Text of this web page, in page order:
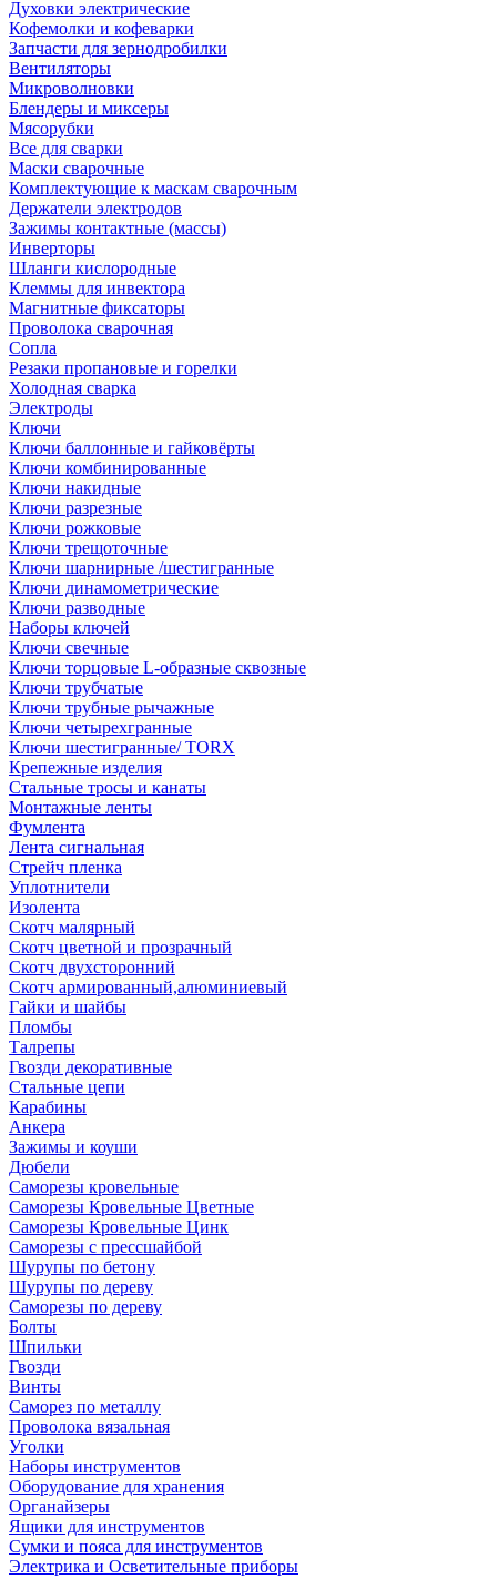
Духовки электрические
Кофемолки и кофеварки
Запчасти для зернодробилки
Вентиляторы
Микроволновки
Блендеры и миксеры
Мясорубки
Все для сварки
Маски сварочные
Комплектующие к маскам сварочным
Держатели электродов
Зажимы контактные (массы)
Инверторы
Шланги кислородные
Клеммы для инвектора
Магнитные фиксаторы
Проволока сварочная
Сопла
Резаки пропановые и горелки
Холодная сварка
Электроды
Ключи
Ключи баллонные и гайковёрты
Ключи комбинированные
Ключи накидные
Ключи разрезные
Ключи рожковые
Ключи трещоточные
Ключи шарнирные /шестигранные
Ключи динамометрические
Ключи разводные
Наборы ключей
Ключи свечные
Ключи торцовые L-образные сквозные
Ключи трубчатые
Ключи трубные рычажные
Ключи четырехгранные
Ключи шестигранные/ TORX
Крепежные изделия
Стальные тросы и канаты
Монтажные ленты
Фумлента
Лента сигнальная
Стрейч пленка
Уплотнители
Изолента
Скотч малярный
Скотч цветной и прозрачный
Скотч двухсторонний
Скотч армированный,алюминиевый
Гайки и шайбы
Пломбы
Талрепы
Гвозди декоративные
Стальные цепи
Карабины
Анкера
Зажимы и коуши
Дюбели
Саморезы кровельные
Саморезы Кровельные Цветные
Саморезы Кровельные Цинк
Саморезы с прессшайбой
Шурупы по бетону
Шурупы по дереву
Саморезы по дереву
Болты
Шпильки
Гвозди
Винты
Саморез по металлу
Проволока вязальная
Уголки
Наборы инструментов
Оборудование для хранения
Органайзеры
Ящики для инструментов
Сумки и пояса для инструментов
Электрика и Осветительные приборы